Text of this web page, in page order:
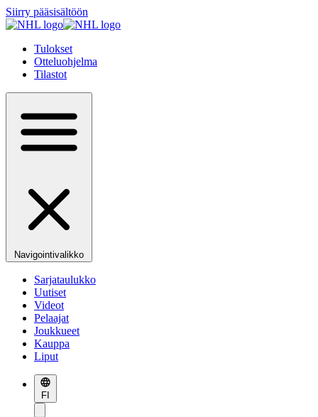
Siirry pääsisältöön
Tulokset
Otteluohjelma
Tilastot
Navigointivalikko
Sarjataulukko
Uutiset
Videot
Pelaajat
Joukkueet
Kauppa
Liput
FI